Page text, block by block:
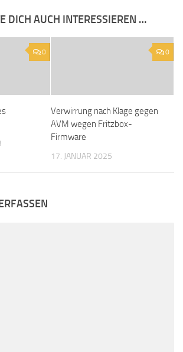
DICH AUCH INTERESSIEREN …
0 0
Verwirrung nach Klage gegen
AVM wegen Fritzbox-
Firmware
17. JANUAR 2025